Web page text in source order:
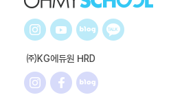
㈜KG에듀원 HRD